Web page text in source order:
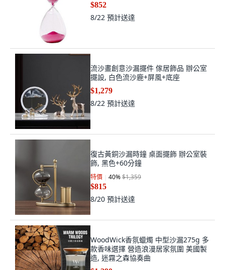
$852
8/22 預計送達
流沙畫創意沙漏擺件 傢居飾品 辦公室
擺設, 白色流沙鹿+屏風+底座
$1,279
8/22 預計送達
復古黃銅沙漏時鐘 桌面擺飾 辦公室裝
飾, 黑色+60分鐘
特價 40%$1,359
$815
8/20 預計送達
WoodWick香氛蠟燭 中型沙漏275g 多
款香味選擇 營造浪漫居家氛圍 美國製
造, 迷霧之森協奏曲